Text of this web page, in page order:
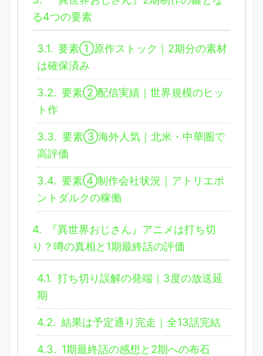
る4つの要素
3.1. 要素①原作ストック｜2期分の素材
は確保済み
3.2. 要素②配信実績｜世界規模のヒッ
ト作
3.3. 要素③海外人気｜北米・中華圏で
高評価
3.4. 要素④制作会社状況｜アトリエポ
ントダルクの稼働
4.
『異世界おじさん』アニメは打ち切
り？噂の真相と1期最終話の評価
4.1. 打ち切り誤解の発端｜3度の放送延
期
4.2. 結果は予定通り完走｜全13話完結
4.3. 1期最終話の感想と2期への布石